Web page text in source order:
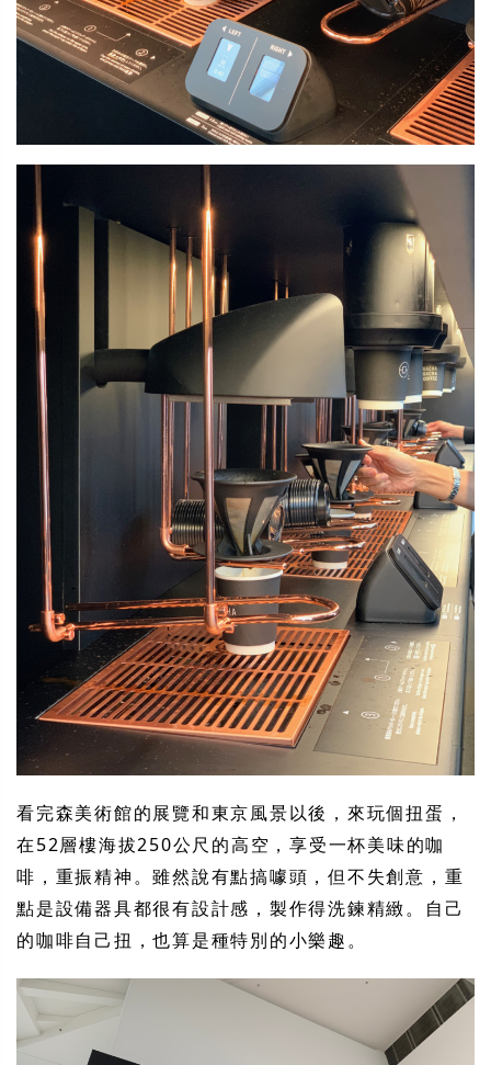
看完森美術館的展覽和東京風景以後，來玩個扭蛋，
在52層樓海拔250公尺的高空，享受一杯美味的咖
啡，重振精神。雖然說有點搞噱頭，但不失創意，重
點是設備器具都很有設計感，製作得洗鍊精緻。自己
的咖啡自己扭，也算是種特別的小樂趣。